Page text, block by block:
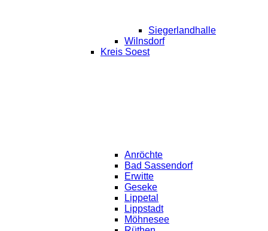
Siegerlandhalle
Wilnsdorf
Kreis Soest
Anröchte
Bad Sassendorf
Erwitte
Geseke
Lippetal
Lippstadt
Möhnesee